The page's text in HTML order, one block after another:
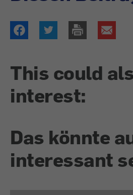
This could
interest:
Das könnte
interessant